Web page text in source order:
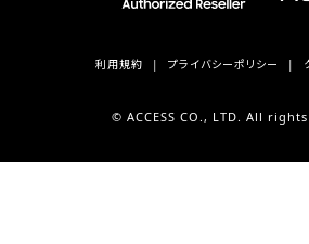
利用規約 プライバシーポリシー
© ACCESS CO., LTD. All